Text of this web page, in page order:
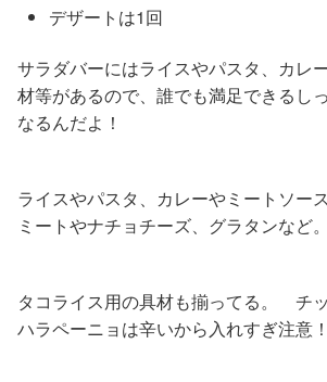
デザートは1回
サラダバーにはライスやパスタ、カレ
材等があるので、誰でも満足できるし
なるんだよ！
ライスやパスタ、カレーやミートソー
ミートやナチョチーズ、グラタンなど。
タコライス用の具材も揃ってる。 チ
ハラペーニョは辛いから入れすぎ注意！